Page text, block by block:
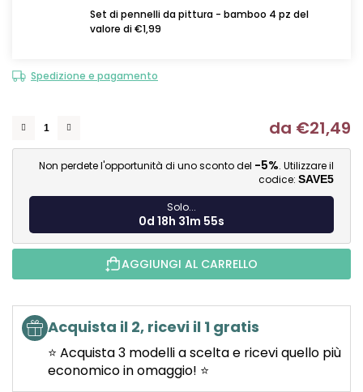
Set di pennelli da pittura - bamboo 4 pz del
valore di €1,99
Spedizione e pagamento
da €21,49
Non perdete l'opportunità di uno sconto del -5%. Utilizzare il
codice: SAVE5
Solo...
0d 18h 31m 54s
AGGIUNGI AL CARRELLO
Acquista il 2, ricevi il 1 gratis
⭐ Acquista 3 modelli a scelta e ricevi quello più
economico in omaggio! ⭐